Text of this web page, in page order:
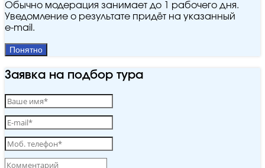
Обычно модерация занимает до 1 рабочего дня.
Уведомление о результате придёт на указанный
e‑mail.
Понятно
Заявка на подбор тура